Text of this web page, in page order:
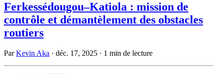
Ferkessédougou–Katiola : mission de
contrôle et démantèlement des obstacles
routiers
ParKevin Aka · déc. 17, 2025 · 1 min de lecture